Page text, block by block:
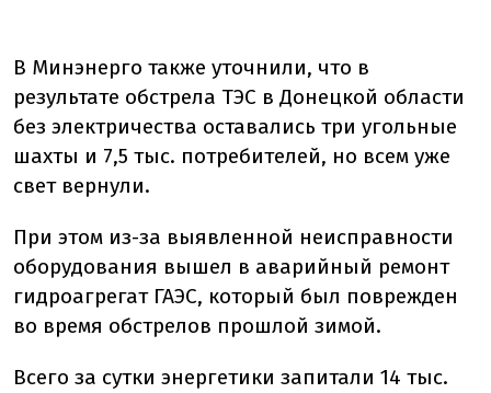
В Минэнерго также уточнили, что в
результате обстрела ТЭС в Донецкой области
без электричества оставались три угольные
шахты и 7,5 тыс. потребителей, но всем уже
свет вернули.
При этом из-за выявленной неисправности
оборудования вышел в аварийный ремонт
гидроагрегат ГАЭС, который был поврежден
во время обстрелов прошлой зимой.
Всего за сутки энергетики запитали 14 тыс.